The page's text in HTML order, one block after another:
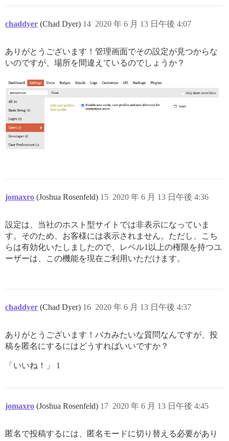
chaddyer (Chad Dyer) 2020 年 6 月 13 日午後 4:07
14
ありがとうございます！管理画面でその設定が見つからな
いのですが、場所を間違えているのでしょうか？
jomaxro (Joshua Rosenfeld) 2020 年 6 月 13 日午後 4:36
15
設定は、当社のホスト型サイトでは非表示になっていま
す。そのため、お客様には表示されません。ただし、こち
らは有効化いたしましたので、レベル1以上の権限を持つユ
ーザーは、この機能を現在ご利用いただけます。
chaddyer (Chad Dyer) 2020 年 6 月 13 日午後 4:37
16
ありがとうございます！バカみたいな質問なんですが、投
稿を匿名にするにはどうすればいいですか？
「いいね！」 1
jomaxro (Joshua Rosenfeld) 2020 年 6 月 13 日午後 4:45
17
匿名で投稿するには、匿名モードに切り替える必要があり